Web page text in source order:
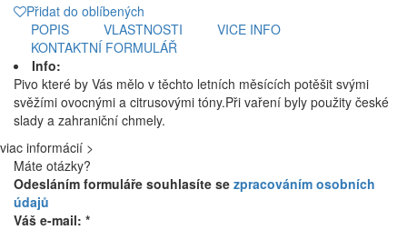
Přidat do oblíbených
POPIS
VLASTNOSTI
VICE INFO
KONTAKTNÍ FORMULÁŘ
Info:
Pivo které by Vás mělo v těchto letních měsících potěšit svými
svěžími ovocnými a citrusovými tóny.Při vaření byly použity české
slady a zahraniční chmely.
viac informácií >
Máte otázky?
Odesláním formuláře souhlasíte se zpracováním osobních
údajů
Váš e-mail: *